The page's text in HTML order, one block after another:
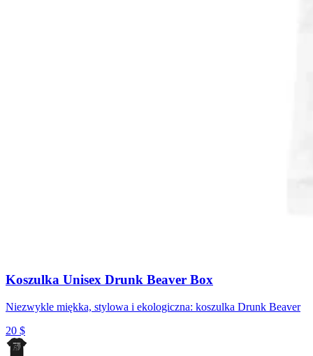
Koszulka Unisex Drunk Beaver Box
Niezwykle miękka, stylowa i ekologiczna: koszulka Drunk Beaver
20 $